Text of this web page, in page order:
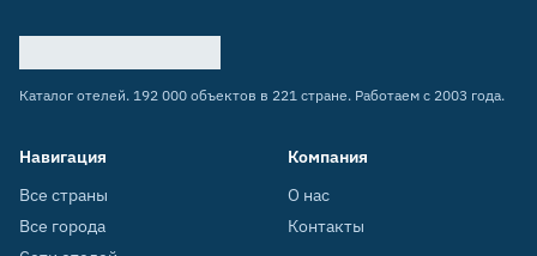
Каталог отелей. 192 000 объектов в 221 стране. Работаем с 2003 года.
Навигация
Все страны
Все города
Компания
О нас
Контакты